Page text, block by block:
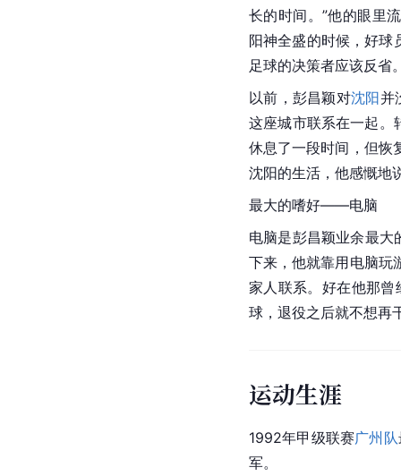
长的时间。”他的眼里
阳神全盛的时候，好球
足球的决策者应该反省
以前，彭昌颖对沈阳并
这座城市联系在一起。
休息了一段时间，但恢
沈阳的生活，他感慨地
最大的嗜好——电脑
电脑是彭昌颖业余最大
下来，他就靠用电脑玩
家人联系。好在他那
球，退役之后就不想再
运动生涯
1992年甲级联赛广州队
军。